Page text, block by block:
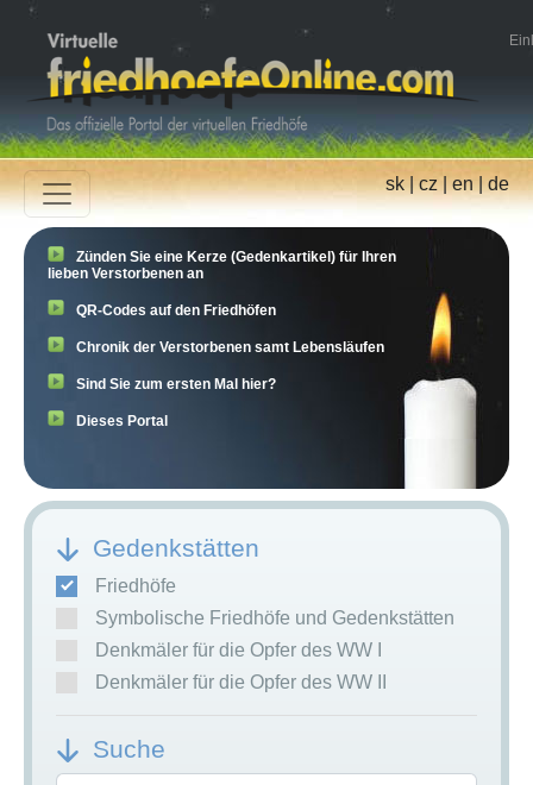
sk|cz|en|de
Zünden Sie eine Kerze (Gedenkartikel) für Ihren
lieben Verstorbenen an
QR-Codes auf den Friedhöfen
Chronik der Verstorbenen samt Lebensläufen
Sind Sie zum ersten Mal hier?
Dieses Portal
Gedenkstätten
Friedhöfe
Symbolische Friedhöfe und Gedenkstätten
Denkmäler für die Opfer des WW I
Denkmäler für die Opfer des WW II
Suche